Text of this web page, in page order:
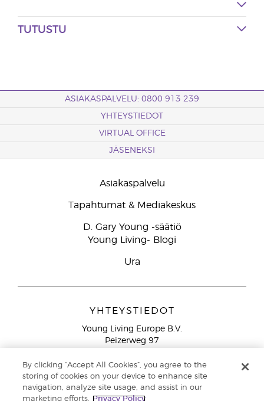
TUTUSTU
ASIAKASPALVELU: 0800 913 239
YHTEYSTIEDOT
VIRTUAL OFFICE
JÄSENEKSI
Asiakaspalvelu
Tapahtumat & Mediakeskus
D. Gary Young -säätiö
Young Living- Blogi
Ura
YHTEYSTIEDOT
Young Living Europe B.V.
Peizerweg 97
Netherlands
Ilmainen yhteydenotto lankanumeroista Suomesta
913 239
By clicking “Accept All Cookies”, you agree to the
storing of cookies on your device to enhance site
navigation, analyze site usage, and assist in our
marketing efforts.
Privacy Policy